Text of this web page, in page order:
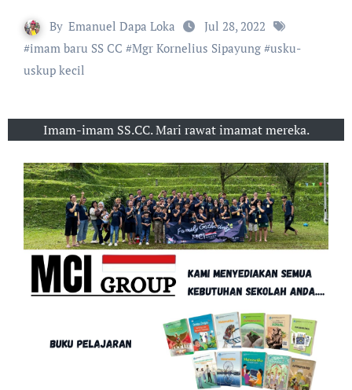
By Emanuel Dapa Loka
Jul 28, 2022
#imam baru SS CC #Mgr Kornelius Sipayung#usku-
uskup kecil
Imam-imam SS.CC. Mari rawat imamat mereka.